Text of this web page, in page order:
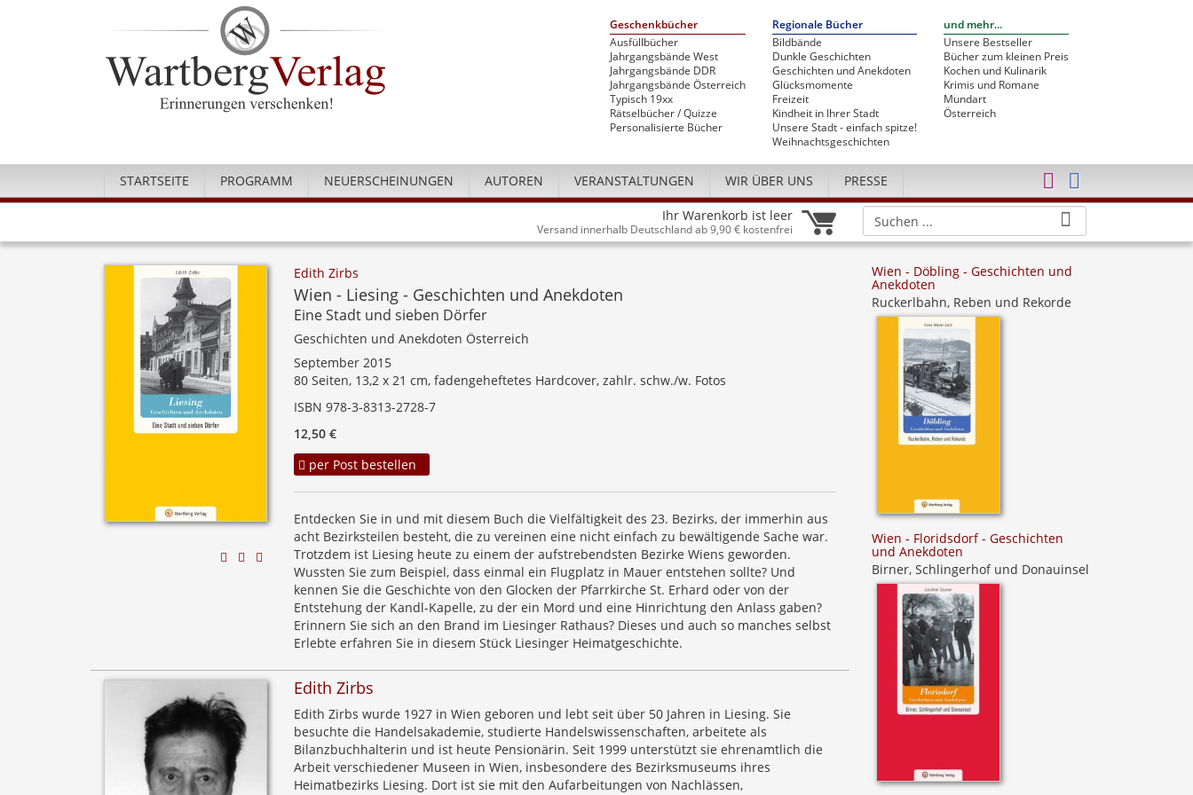
Geschenkbücher
Ausfüllbücher
Jahrgangsbände West
Jahrgangsbände DDR
Jahrgangsbände Österreich
Typisch 19xx
Rätselbücher / Quizze
Personalisierte Bücher
Regionale Bücher
Bildbände
Dunkle Geschichten
Geschichten und Anekdoten
Glücksmomente
Freizeit
Kindheit in Ihrer Stadt
Unsere Stadt - einfach spitze!
Weihnachtsgeschichten
und mehr...
Unsere Bestseller
Bücher zum kleinen Preis
Kochen und Kulinarik
Krimis und Romane
Mundart
Österreich
STARTSEITE PROGRAMM NEUERSCHEINUNGEN AUTOREN VERANSTALTUNGEN WIR ÜBER UNS PRESSE
Ihr Warenkorb ist leer
Versand innerhalb Deutschland ab 9,90 € kostenfrei
Edith Zirbs
Wien - Liesing - Geschichten und Anekdoten
Eine Stadt und sieben Dörfer
Geschichten und Anekdoten Österreich
September 2015
80 Seiten, 13,2 x 21 cm, fadengeheftetes Hardcover, zahlr. schw./w. Fotos
ISBN 978-3-8313-2728-7
12,50 €
per Post bestellen
Entdecken Sie in und mit diesem Buch die Vielfältigkeit des 23. Bezirks, der immerhin aus
acht Bezirksteilen besteht, die zu vereinen eine nicht einfach zu bewältigende Sache war.
Trotzdem ist Liesing heute zu einem der aufstrebendsten Bezirke Wiens geworden.
Wussten Sie zum Beispiel, dass einmal ein Flugplatz in Mauer entstehen sollte? Und
kennen Sie die Geschichte von den Glocken der Pfarrkirche St. Erhard oder von der
Entstehung der Kandl-Kapelle, zu der ein Mord und eine Hinrichtung den Anlass gaben?
Erinnern Sie sich an den Brand im Liesinger Rathaus? Dieses und auch so manches selbst
Erlebte erfahren Sie in diesem Stück Liesinger Heimatgeschichte.
Edith Zirbs
Edith Zirbs wurde 1927 in Wien geboren und lebt seit über 50 Jahren in Liesing. Sie
besuchte die Handelsakademie, studierte Handelswissenschaften, arbeitete als
Bilanzbuchhalterin und ist heute Pensionärin. Seit 1999 unterstützt sie ehrenamtlich die
Arbeit verschiedener Museen in Wien, insbesondere des Bezirksmuseums ihres
Heimatbezirks Liesing. Dort ist sie mit den Aufarbeitungen von Nachlässen,
Wien - Döbling - Geschichten und
Anekdoten
Ruckerlbahn, Reben und Rekorde
Wien - Floridsdorf - Geschichten
und Anekdoten
Birner, Schlingerhof und Donauinsel